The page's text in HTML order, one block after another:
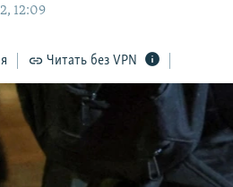
12:09
Читать без VPN